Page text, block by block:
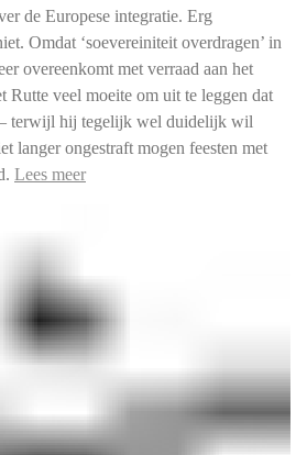
de Europese integratie. Erg
Omdat ‘soevereiniteit overdragen’ in
overeenkomt met verraad aan het
Rutte veel moeite om uit te leggen dat
terwijl hij tegelijk wel duidelijk wil
langer ongestraft mogen feesten met
Lees meer